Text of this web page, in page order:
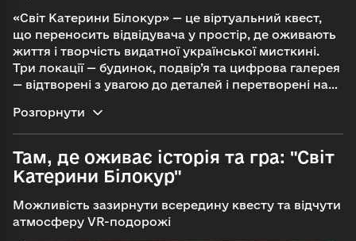
«Світ Катерини Білокур» — це віртуальний квест,
що переносить відвідувача у простір, де оживають
життя і творчість видатної української мисткині.
Три локації — будинок, подвір’я та цифрова галерея
— відтворені з увагою до деталей і перетворені на
занурення у гру: від відтворення натюрморту за
етюдом і створення фарб до розміщення картин у
галереї чи навіть можливості погладити
кота.Окремий вимір квесту створюють спогади
учнів Білокур, представлені у форматі аудіогіду —
вони додають особистих історій, голосів і
контекстів, роблячи подорож ще глибшою та
Розгорнути
Там, де оживає історія та гра: "Світ
Катерини Білокур"
Можливість зазирнути всередину квесту та відчути
атмосферу VR-подорожі